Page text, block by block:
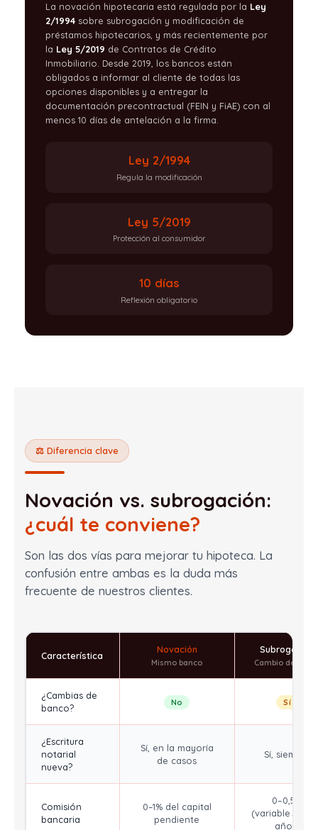
La novación hipotecaria está regulada por la Ley
2/1994sobre subrogación y modificación de
préstamos hipotecarios, y más recientemente por
la Ley 5/2019 de Contratos de Crédito
Inmobiliario. Desde 2019, los bancos están
obligados a informar al cliente de todas las
opciones disponibles y a entregar la
documentación precontractual (FEIN y FiAE) con al
menos 10 días de antelación a la firma.
Ley 2/1994
Regula la modificación
Ley 5/2019
Protección al consumidor
10 días
Reflexión obligatorio
⚖️ Diferencia clave
Novación vs. subrogación:
¿cuál te conviene?
Son las dos vías para mejorar tu hipoteca. La
confusión entre ambas es la duda más
frecuente de nuestros clientes.
Característica
Novación
Mismo banco
Subrogación
Cambio de
¿Cambias de
banco?
No Sí
¿Escritura
notarial
nueva?
Sí, en la mayoría
de casos
Sí, siempre
Comisión
bancaria
0–1% del capital
pendiente
0–0,5%
(variable→fijo,
años)